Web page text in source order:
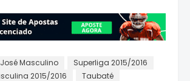
Masculino
Superliga 2015/2016
2015/2016
Taubaté